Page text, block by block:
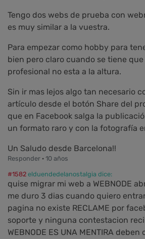
Tengo dos webs de prueba con
es muy similar a la vuestra.
Para empezar como hobby para
bien pero claro cuando se tiene
profesional no esta a la altura.
Sin ir mas lejos algo tan necesario
artículo desde el botón Share del
que en Facebook salga la
un formato raro y con la fotografía
Un Saludo desde Barcelona!!
Responder · 10 años
#1582 elduendedelanostalgia dice:
quise migrar mi web a WEBNODE
me duro 3 dias cuando quiero
pagina no existe RECLAME por
soporte y ninguna contestacion
WEBNODE ES UNA MENTIRA